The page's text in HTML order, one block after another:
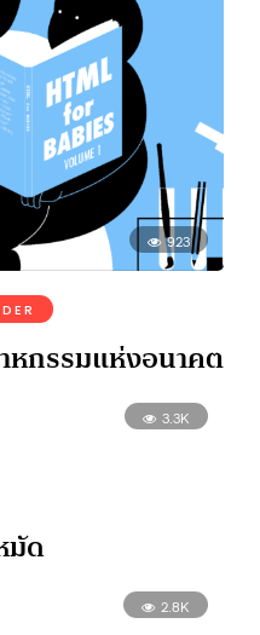
923
กรรมแห่งอนาคต
3.3K
มัด
2.8K